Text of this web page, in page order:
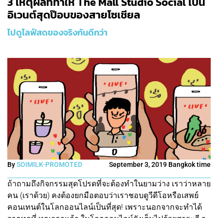
อิเวนต์สุดป๊อบของสายโซเชียล
ไปดูไลฟ์สดของจริงกันดีกว่า
BySOIMILK-PROMOTED September 3, 2019 Bangkok time
ถ้าถามถึงกิจกรรมสุดโปรดที่จะต้องทำในยามว่าง เราว่าหลาย
คน (เราด้วย) คงต้องยกมือตอบว่าเราชอบดูวีดีโอหรือเสพย์
คอนเทนต์ในโลกออนไลน์เป็นที่สุด! เพราะนอกจากจะทำได้